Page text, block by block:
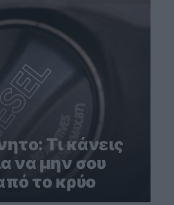
Τι κάνεις
να μην σου
το κρύο